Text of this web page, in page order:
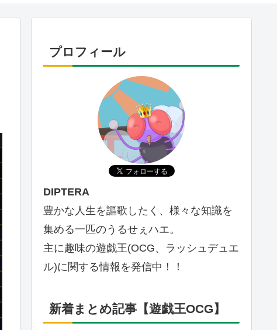
プロフィール
DIPTERA
豊かな人生を謳歌したく、様々な知識を
集める一匹のうるせぇハエ。
主に趣味の遊戯王(OCG、ラッシュデュエ
ル)に関する情報を発信中！！
新着まとめ記事【遊戯王OCG】